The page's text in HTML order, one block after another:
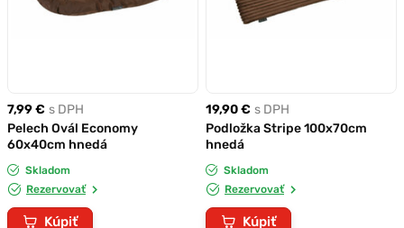
7,99 € s DPH
Pelech Ovál Economy
60x40cm hnedá
Skladom
Rezervovať
Kúpiť
19,90 € s DPH
Podložka Stripe 100x70cm
hnedá
Skladom
Rezervovať
Kúpiť